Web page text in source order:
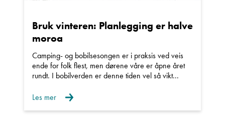
Hva gjelder det?
E-post
Bruk vinteren: Planlegging er halve
moroa
Camping- og bobilsesongen er i praksis ved veis
ende for folk flest, men dørene våre er åpne året
rundt. I bobilverden er denne tiden vel så vikt...
Les mer